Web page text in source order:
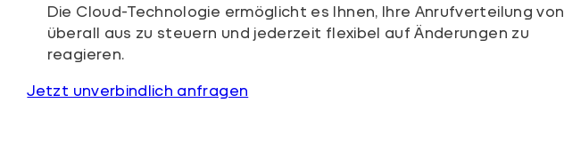
Die Cloud-Technologie ermöglicht es Ihnen, Ihre Anrufverteilung von
überall aus zu steuern und jederzeit flexibel auf Änderungen zu
reagieren.
Jetzt unverbindlich anfragen